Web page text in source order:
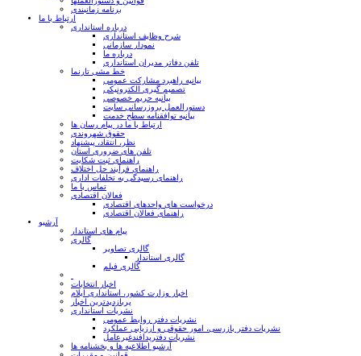
برنامه زمانبندی
ارتباط با ما
درباره استانداری
شرح وظایف استانداری
نمودار سازمانی
درباره ما
تلفن دفاتر مدیران استانداری
خط مشی تارنما
بیانیه راهبرد مشارکت عمومی
تصمیم گیری الکترونیکی
بیانیه حریم خصوصی
دستورالعمل بروزرسانی سایت
بیانیه توافقنامه سطح خدمت
ارتباط با ما در پیام رسان ها
حقوق شهروندی
نظر، انتقاد، پیشنهاد
تلفن های ضروری استان
راهنمای ثبت شکایت
راهنمای فرآیند حل اختلاف
راهنمای رسیدگی به تخلفات اداری
تماس با ما
فعالان اقتصادی
درخواست های واحدهای اقتصادی
راهنمای فعالان اقتصادی
آرشیو
پیام های استاندار
گالری
گالری تصاویر
گالری استاندار
گالری فیلم
اخبار انتخابات
اخبار وزارت کشور، استانداری ایلام
پربازدیدترین اخبار
نشریات استانداری
نشریات دفتر روابط عمومی
نشريات دفتر بازرسی، امور حقوقی و ارزيابی عملکرد
نشريات دفترپدافندغيرعامل
آرشیو اطلاعیه ها و بخشنامه ها